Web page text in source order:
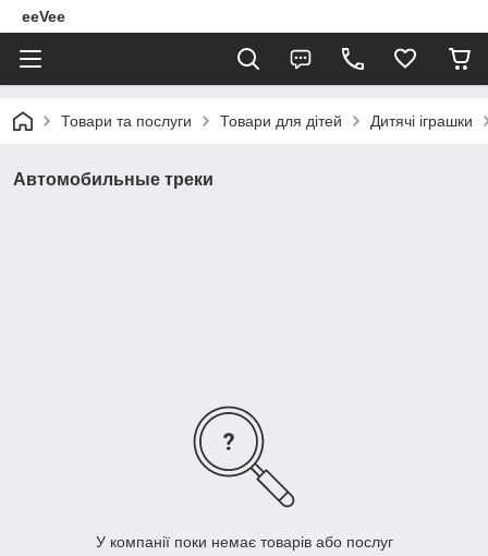
eeVee
Товари та послуги Товари для дітей Дитячі іграшки
Автомобильные треки
У компанії поки немає товарів або послуг